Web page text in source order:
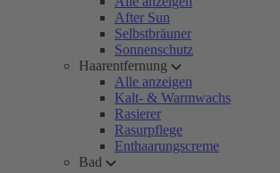
After Sun
Selbstbräuner
Sonnenschutz
Haarentfernung
Alle anzeigen
Kalt- & Warmwachs
Rasierer
Rasurpflege
Enthaarungscreme
Bad